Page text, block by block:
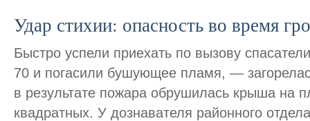
Удар стихии: опасность во время
Быстро успели приехать по вызову
70 и погасили бушующее пламя, —
в результате пожара обрушилась крыша на
квадратных. У дознавателя районного